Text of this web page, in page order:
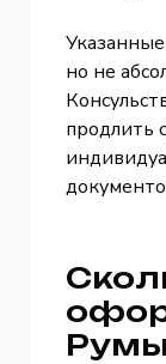
но не
продлить